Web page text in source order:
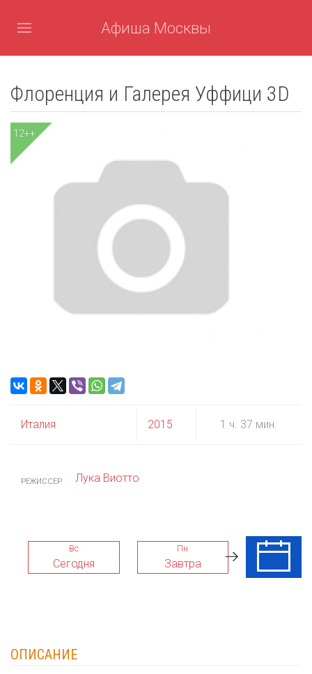
Афиша Москвы
Флоренция и Галерея Уффици 3D
12++
Италия 2015 1 ч. 37 мин.
РЕЖИССЕР Лука Виотто
Вс
Сегодня
Пн
Завтра
Вт
ОПИСАНИЕ